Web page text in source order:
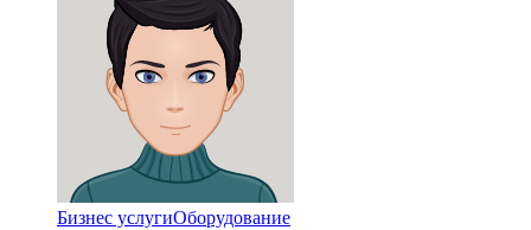
Бизнес услугиОборудование